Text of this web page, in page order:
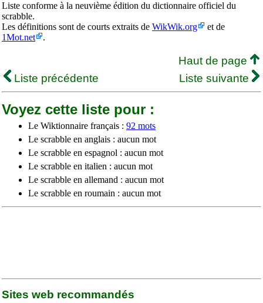
Liste conforme à la neuvième édition du dictionnaire officiel du
scrabble.
Les définitions sont de courts extraits de WikWik.org
et de
1Mot.net
.
Haut de page
Liste précédente
Liste suivante
Voyez cette liste pour :
Le Wiktionnaire français : 92 mots
Le scrabble en anglais : aucun mot
Le scrabble en espagnol : aucun mot
Le scrabble en italien : aucun mot
Le scrabble en allemand : aucun mot
Le scrabble en roumain : aucun mot
Sites web recommandés